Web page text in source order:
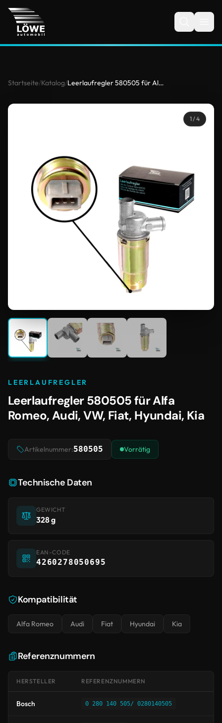
Startseite/Katalog/ Leerlaufregler 580505 für Alfa Romeo, Audi, VW, Fiat, Hyundai, Kia
1/ 4
LEERLAUFREGLER
Leerlaufregler 580505 für Alfa
Romeo, Audi, VW, Fiat, Hyundai, Kia
Artikelnummer:580505 Vorrätig
Technische Daten
GEWICHT
328 g
EAN-CODE
4260278050695
Kompatibilität
Alfa Romeo Audi Fiat Hyundai Kia
Referenznummern
HERSTELLER REFERENZNUMMERN
Bosch 0 280 140 505/ 0280140505